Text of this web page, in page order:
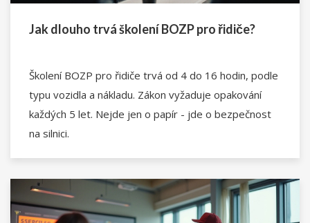
Jak dlouho trvá školení BOZP pro řidiče?
Školení BOZP pro řidiče trvá od 4 do 16 hodin, podle
typu vozidla a nákladu. Zákon vyžaduje opakování
každých 5 let. Nejde jen o papír - jde o bezpečnost
na silnici.